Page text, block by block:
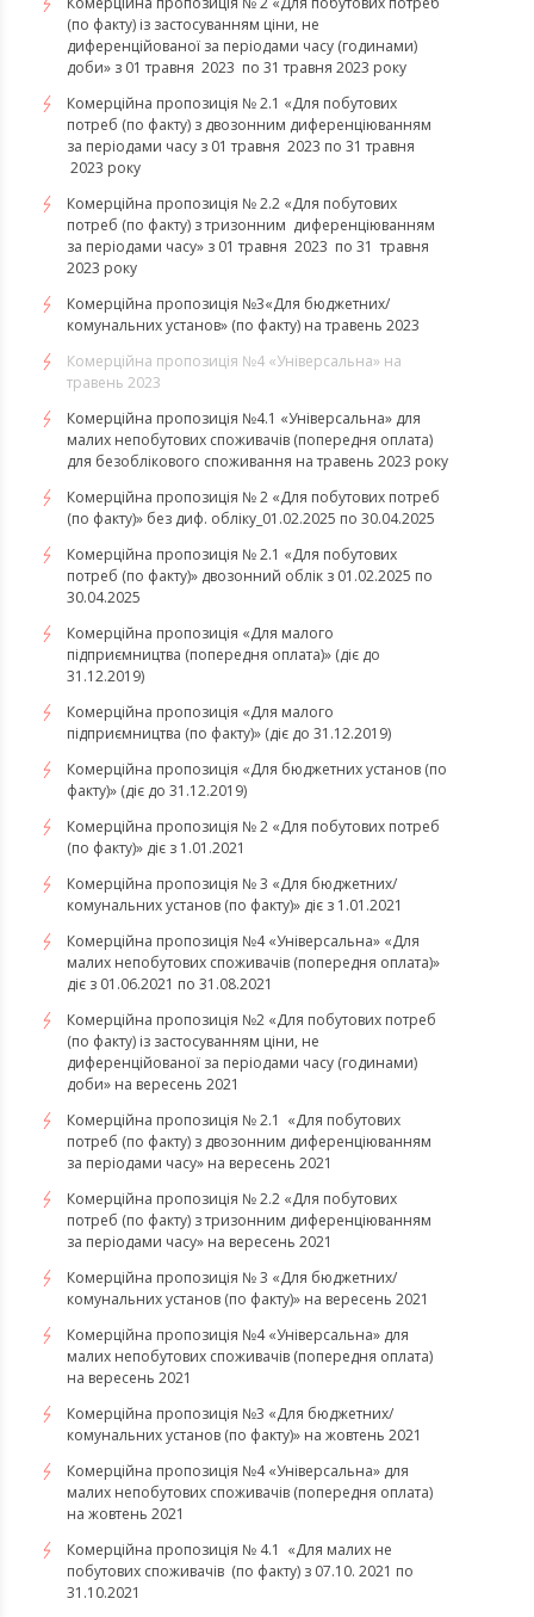
(по факту) із застосуванням ціни, не
диференційованої за періодами часу (годинами)
доби» з 01 травня 2023 по 31 травня 2023 року
Комерційна пропозиція № 2.1 «Для побутових
потреб (по факту) з двозонним диференціюванням
за періодами часу з 01 травня 2023 по 31 травня
2023 року
Комерційна пропозиція № 2.2 «Для побутових
потреб (по факту) з тризонним диференціюванням
за періодами часу» з 01 травня 2023 по 31 травня
2023 року
​​​​​​​Комерційна пропозиція №3«Для бюджетних/
комунальних установ» (по факту) на травень 2023
Комерційна пропозиція №4 «Універсальна» на
травень 2023
Комерційна пропозиція №4.1 «Універсальна» для
малих непобутових споживачів (попередня оплата)
для безоблікового споживання на травень 2023 року
Комерційна пропозиція № 2 «Для побутових потреб
(по факту)» без диф. обліку_01.02.2025 по 30.04.2025
Комерційна пропозиція № 2.1 «Для побутових
потреб (по факту)» двозонний облік з 01.02.2025 по
30.04.2025
Комерційна пропозиція «Для малого
підприємництва (попередня оплата)» (діє до
31.12.2019)
Комерційна пропозиція «Для малого
підприємництва (по факту)» (діє до 31.12.2019)
Комерційна пропозиція «Для бюджетних установ (по
факту)» (діє до 31.12.2019)
Комерційна пропозиція № 2 «Для побутових потреб
(по факту)» діє з 1.01.2021
Комерційна пропозиція № 3 «Для бюджетних/
комунальних установ (по факту)» діє з 1.01.2021
Комерційна пропозиція №4 «Універсальна» «Для
малих непобутових споживачів (попередня оплата)»
діє з 01.06.2021 по 31.08.2021
Комерційна пропозиція №2 «Для побутових потреб
(по факту) із застосуванням ціни, не
диференційованої за періодами часу (годинами)
доби» на вересень 2021
Комерційна пропозиція № 2.1 «Для побутових
потреб (по факту) з двозонним диференціюванням
за періодами часу» на вересень 2021
Комерційна пропозиція № 2.2 «Для побутових
потреб (по факту) з тризонним диференціюванням
за періодами часу» на вересень 2021
Комерційна пропозиція № 3 «Для бюджетних/
комунальних установ (по факту)» на вересень 2021
Комерційна пропозиція №4 «Універсальна» для
малих непобутових споживачів (попередня оплата)
на вересень 2021
Комерційна пропозиція №3 «Для бюджетних/
комунальних установ (по факту)» на жовтень 2021
Комерційна пропозиція №4 «Універсальна» для
малих непобутових споживачів (попередня оплата)
на жовтень 2021
Комерційна пропозиція № 4.1 «Для малих не
побутових споживачів (по факту) з 07.10. 2021 по
31.10.2021